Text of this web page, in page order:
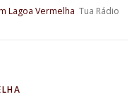
Lagoa Vermelha Tua Rádio